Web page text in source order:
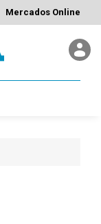
Mercados Online